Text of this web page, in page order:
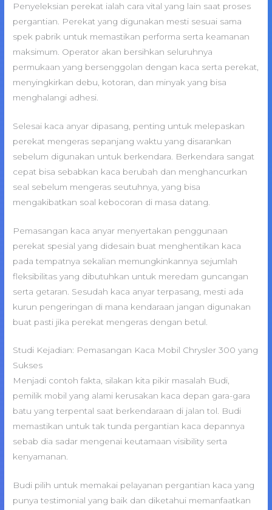
Penyeleksian perekat ialah cara vital yang lain saat proses
pergantian. Perekat yang digunakan mesti sesuai sama
spek pabrik untuk memastikan performa serta keamanan
maksimum. Operator akan bersihkan seluruhnya
permukaan yang bersenggolan dengan kaca serta perekat,
menyingkirkan debu, kotoran, dan minyak yang bisa
menghalangi adhesi.
Selesai kaca anyar dipasang, penting untuk melepaskan
perekat mengeras sepanjang waktu yang disarankan
sebelum digunakan untuk berkendara. Berkendara sangat
cepat bisa sebabkan kaca berubah dan menghancurkan
seal sebelum mengeras seutuhnya, yang bisa
mengakibatkan soal kebocoran di masa datang.
Pemasangan kaca anyar menyertakan penggunaan
perekat spesial yang didesain buat menghentikan kaca
pada tempatnya sekalian memungkinkannya sejumlah
fleksibilitas yang dibutuhkan untuk meredam guncangan
serta getaran. Sesudah kaca anyar terpasang, mesti ada
kurun pengeringan di mana kendaraan jangan digunakan
buat pasti jika perekat mengeras dengan betul.
Studi Kejadian: Pemasangan Kaca Mobil Chrysler 300 yang
Sukses
Menjadi contoh fakta, silakan kita pikir masalah Budi,
pemilik mobil yang alami kerusakan kaca depan gara-gara
batu yang terpental saat berkendaraan di jalan tol. Budi
memastikan untuk tak tunda pergantian kaca depannya
sebab dia sadar mengenai keutamaan visibility serta
kenyamanan.
Budi pilih untuk memakai pelayanan pergantian kaca yang
punya testimonial yang baik dan diketahui memanfaatkan